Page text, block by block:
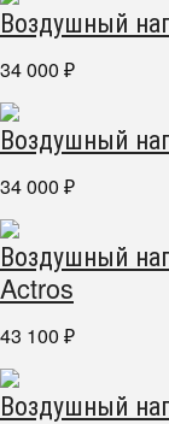
Воздушный
34 000 ₽
Воздушный
34 000 ₽
Воздушный
Actros
43 100 ₽
Воздушный